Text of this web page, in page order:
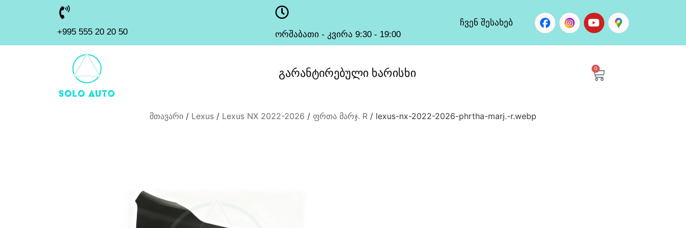
+995 555 20 20 50 ორშაბათი - კვირა 9:30 - 19:00
ჩვენ შესახებ
გარანტირებული ხარისხი 0
მთავარი / Lexus / Lexus NX 2022-2026 / ფრთა მარჯ. R / lexus-nx-2022-2026-phrtha-marj.-r.webp